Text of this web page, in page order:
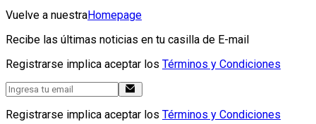
Vuelve a nuestraHomepage
Recibe las últimas noticias en tu casilla de E-mail
Registrarse implica aceptar los Términos y Condiciones
Registrarse implica aceptar los Términos y Condiciones